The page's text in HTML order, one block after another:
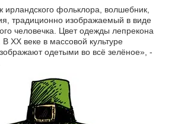
ирландского фольклора, волшебник,
традиционно изображаемый в виде
человечка. Цвет одежды лепрекона
В XX веке в массовой культуре
одетыми во всё зелёное», -